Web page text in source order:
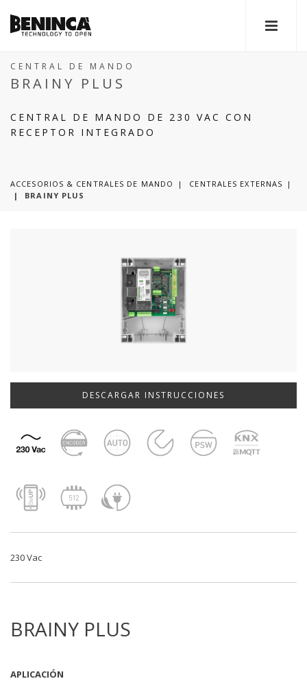
CENTRAL DE MANDO
BRAINY PLUS
CENTRAL DE MANDO DE 230 VAC CON
RECEPTOR INTEGRADO
ACCESORIOS & CENTRALES DE MANDO
CENTRALES EXTERNAS
|
BRAINY PLUS
DESCARGAR INSTRUCCIONES
230 Vac
BRAINY PLUS
APLICACIÓN